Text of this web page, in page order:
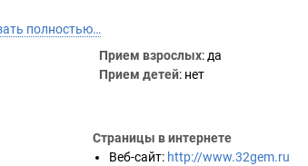
полностью…
Прием взрослых: да
Прием детей: нет
Страницы в интернете
Веб-сайт: http://www.32gem.ru